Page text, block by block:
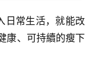
日常生活，就能改
康、可持續的瘦下